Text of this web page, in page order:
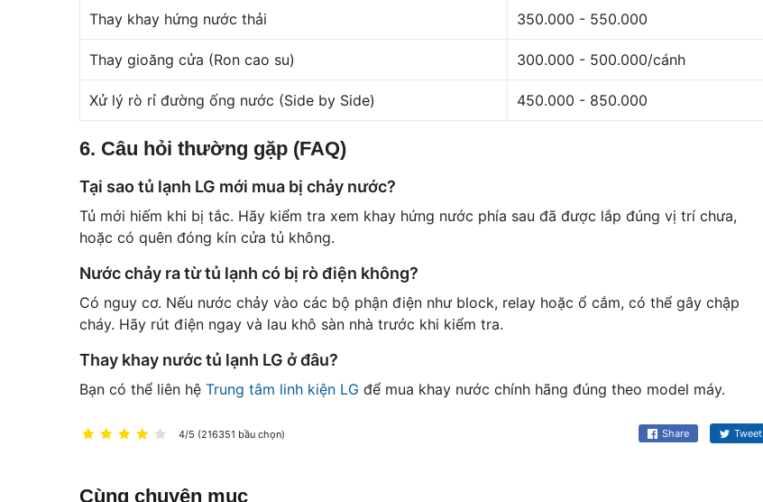
Thay khay hứng nước thải 350.000 - 550.000
Thay gioăng cửa (Ron cao su) 300.000 - 500.000/cánh
Xử lý rò rỉ đường ống nước (Side by Side) 450.000 - 850.000
6. Câu hỏi thường gặp (FAQ)
Tại sao tủ lạnh LG mới mua bị chảy nước?
Tủ mới hiếm khi bị tắc. Hãy kiểm tra xem khay hứng nước phía sau đã được lắp đúng vị trí chưa,
hoặc có quên đóng kín cửa tủ không.
Nước chảy ra từ tủ lạnh có bị rò điện không?
Có nguy cơ. Nếu nước chảy vào các bộ phận điện như block, relay hoặc ổ cắm, có thể gây chập
cháy. Hãy rút điện ngay và lau khô sàn nhà trước khi kiểm tra.
Thay khay nước tủ lạnh LG ở đâu?
Bạn có thể liên hệ Trung tâm linh kiện LG để mua khay nước chính hãng đúng theo model máy.
4/5 (216351 bầu chọn) Share Tweet
Cùng chuyên mục